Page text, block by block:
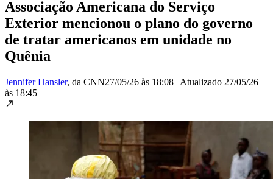
Associação Americana do Serviço
Exterior mencionou o plano do governo
de tratar americanos em unidade no
Quênia
Jennifer Hansler, da CNN27/05/26 às 18:08 | Atualizado 27/05/26
às 18:45